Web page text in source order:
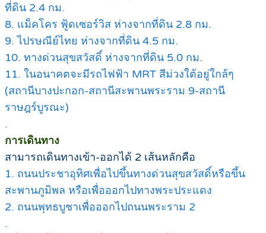
ที่ดิน 2.4 กม.
8. แม็คโคร ฟู้ดเซอร์วิส ห่างจากที่ดิน 2.8 กม.
9. ไปรษณีย์ไทย ห่างจากที่ดิน 4.5 กม.
10. ทางด่วนสุขสวัสดิ์ ห่างจากที่ดิน 5.0 กม.
11. ในอนาคตจะมีรถไฟฟ้า MRT สีม่วงใต้อยู่ใกล้ๆ
(สถานีบางปะกอก-สถานีสะพานพระราม 9-สถานี
ราษฎร์บูรณะ)
.
การเดินทาง
สามารถเดินทางเข้า-ออกได้ 2 เส้นหลักคือ
1. ถนนประชาอุทิศเพื่อไปขึ้นทางด่วนสุขสวัสดิ์หรือขึ้น
สะพานภูมิพล หรือเพื่อออกไปทางพระประแดง
2. ถนนพุทธบูชาเพื่อออกไปถนนพระราม 2
.